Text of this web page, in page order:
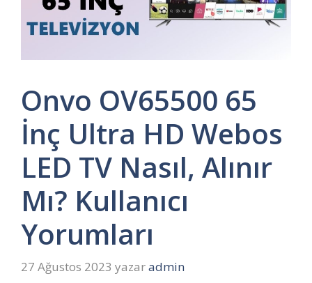
Onvo OV65500 65
İnç Ultra HD Webos
LED TV Nasıl, Alınır
Mı? Kullanıcı
Yorumları
27 Ağustos 2023 yazaradmin